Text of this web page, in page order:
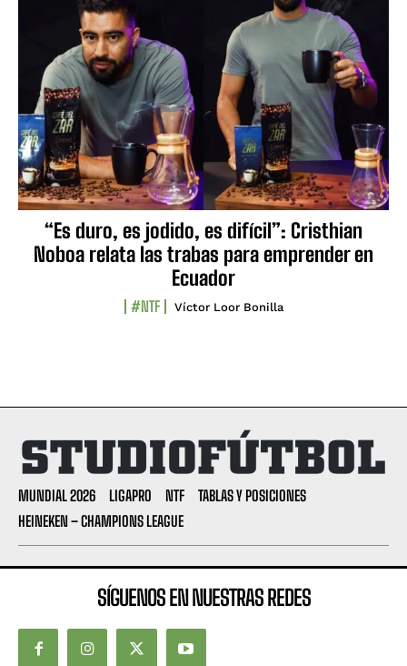
“Es duro, es jodido, es difícil”: Cristhian
Noboa relata las trabas para emprender en
Ecuador
#NTF Víctor Loor Bonilla
MUNDIAL 2026 LIGAPRO NTF
TABLAS Y POSICIONES
HEINEKEN – CHAMPIONS LEAGUE
SÍGUENOS EN NUESTRAS REDES